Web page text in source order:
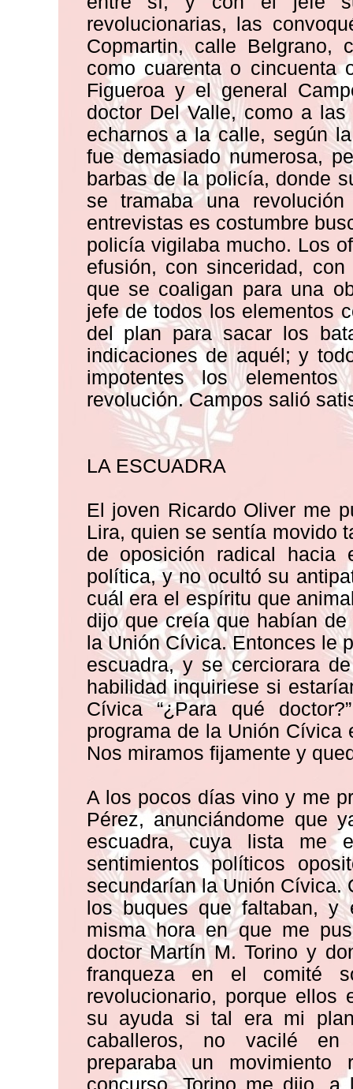
revolucionarias, las
Copmartin, calle Belgrano,
como cuarenta o cincuenta
Figueroa y el general
doctor Del Valle, como a
echarnos a la calle, según
fue demasiado numerosa,
barbas de la policía, donde
se tramaba una
entrevistas es costumbre
policía vigilaba mucho. Los
efusión, con sinceridad,
que se coaligan para una
jefe de todos los elementos
del plan para sacar los
indicaciones de aquél; y
impotentes los
revolución. Campos salió
LA ESCUADRA
El joven Ricardo Oliver me
Lira, quien se sentía movido
de oposición radical hacia
política, y no ocultó su
cuál era el espíritu que
dijo que creía que habían
la Unión Cívica. Entonces le
escuadra, y se cerciorara
habilidad inquiriese si
Cívica “¿Para qué
programa de la Unión Cívica
Nos miramos fijamente y
A los pocos días vino y me
Pérez, anunciándome que
escuadra, cuya lista me
sentimientos políticos
secundarían la Unión Cívica.
los buques que faltaban,
misma hora en que me
doctor Martín M. Torino y
franqueza en el comité
revolucionario, porque ellos
su ayuda si tal era mi
caballeros, no vacilé en
preparaba un
concurso. Torino me dijo,